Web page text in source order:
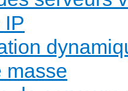
IP
masse